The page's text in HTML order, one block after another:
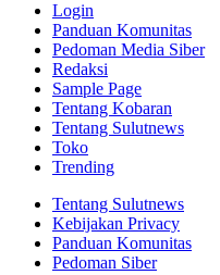
Login
Panduan Komunitas
Pedoman Media Siber
Redaksi
Sample Page
Tentang Kobaran
Tentang Sulutnews
Toko
Trending
Tentang Sulutnews
Kebijakan Privacy
Panduan Komunitas
Pedoman Siber